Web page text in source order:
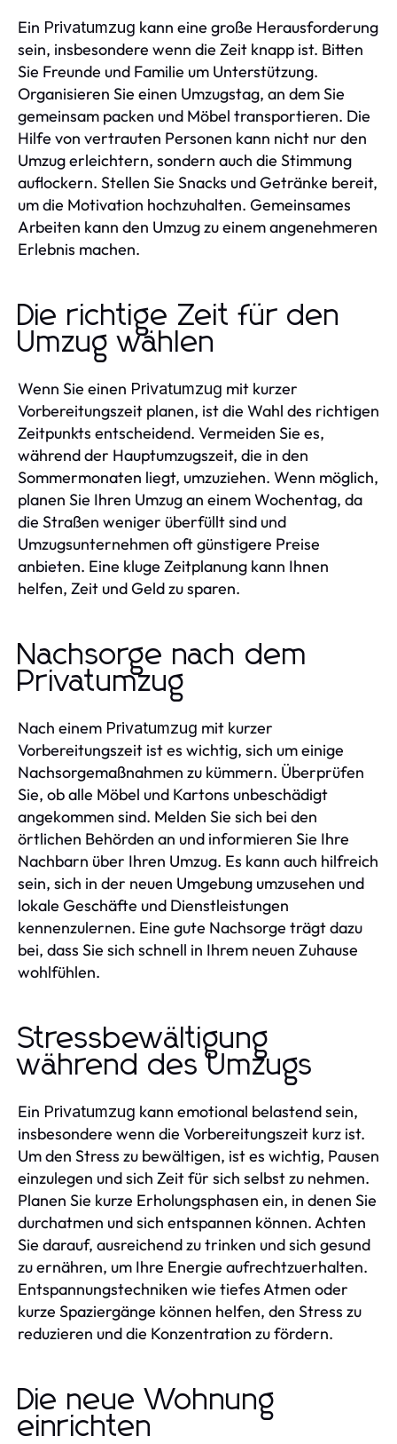
Ein Privatumzug kann eine große Herausforderung
sein, insbesondere wenn die Zeit knapp ist. Bitten
Sie Freunde und Familie um Unterstützung.
Organisieren Sie einen Umzugstag, an dem Sie
gemeinsam packen und Möbel transportieren. Die
Hilfe von vertrauten Personen kann nicht nur den
Umzug erleichtern, sondern auch die Stimmung
auflockern. Stellen Sie Snacks und Getränke bereit,
um die Motivation hochzuhalten. Gemeinsames
Arbeiten kann den Umzug zu einem angenehmeren
Erlebnis machen.
Die richtige Zeit für den
Umzug wählen
Wenn Sie einen Privatumzug mit kurzer
Vorbereitungszeit planen, ist die Wahl des richtigen
Zeitpunkts entscheidend. Vermeiden Sie es,
während der Hauptumzugszeit, die in den
Sommermonaten liegt, umzuziehen. Wenn möglich,
planen Sie Ihren Umzug an einem Wochentag, da
die Straßen weniger überfüllt sind und
Umzugsunternehmen oft günstigere Preise
anbieten. Eine kluge Zeitplanung kann Ihnen
helfen, Zeit und Geld zu sparen.
Nachsorge nach dem
Privatumzug
Nach einem Privatumzug mit kurzer
Vorbereitungszeit ist es wichtig, sich um einige
Nachsorgemaßnahmen zu kümmern. Überprüfen
Sie, ob alle Möbel und Kartons unbeschädigt
angekommen sind. Melden Sie sich bei den
örtlichen Behörden an und informieren Sie Ihre
Nachbarn über Ihren Umzug. Es kann auch hilfreich
sein, sich in der neuen Umgebung umzusehen und
lokale Geschäfte und Dienstleistungen
kennenzulernen. Eine gute Nachsorge trägt dazu
bei, dass Sie sich schnell in Ihrem neuen Zuhause
wohlfühlen.
Stressbewältigung
während des Umzugs
Ein Privatumzug kann emotional belastend sein,
insbesondere wenn die Vorbereitungszeit kurz ist.
Um den Stress zu bewältigen, ist es wichtig, Pausen
einzulegen und sich Zeit für sich selbst zu nehmen.
Planen Sie kurze Erholungsphasen ein, in denen Sie
durchatmen und sich entspannen können. Achten
Sie darauf, ausreichend zu trinken und sich gesund
zu ernähren, um Ihre Energie aufrechtzuerhalten.
Entspannungstechniken wie tiefes Atmen oder
kurze Spaziergänge können helfen, den Stress zu
reduzieren und die Konzentration zu fördern.
Die neue Wohnung
einrichten